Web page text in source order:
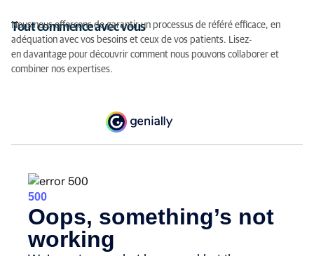
Tout commence avec vous
Nous nous efforçons de garantir un processus de référé efficace, en
adéquation avec vos besoins et ceux de vos patients. Lisez-
en davantage pour découvrir comment nous pouvons collaborer et
combiner nos expertises.